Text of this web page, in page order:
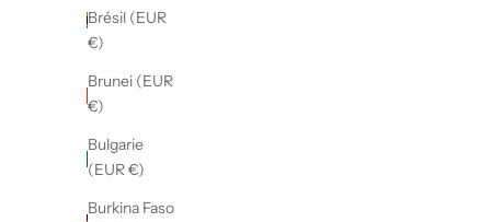
Brésil (EUR
€)
Brunei (EUR
€)
Bulgarie
(EUR €)
Burkina Faso
Sud (EUR
Albanie
Algérie
(EUR €)
Allemagne